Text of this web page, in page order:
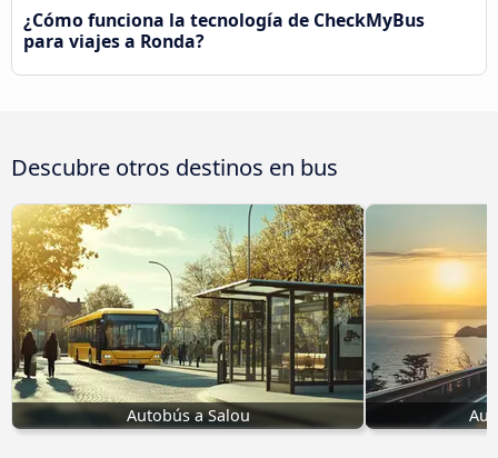
¿Cómo funciona la tecnología de CheckMyBus
para viajes a Ronda?
Descubre otros destinos en bus
Autobús a Salou